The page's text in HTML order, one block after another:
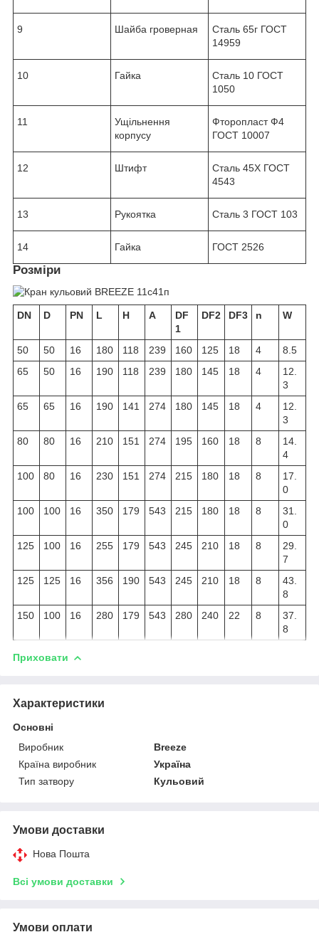
9 Шайба гроверная
Сталь 65г ГОСТ
14959
10 Гайка
Сталь 10 ГОСТ
1050
11
Ущільнення
корпусу
Фторопласт Ф4
ГОСТ 10007
12 Штифт
Сталь 45Х ГОСТ
4543
13 Рукоятка Сталь 3 ГОСТ 103
14 Гайка ГОСТ 2526
Розміри
DN D PN L H A
DF
1
DF2 DF3 n W
50 50 16 180 118 239 160 125 18 4
8.5
65
50 16 190 118 239 180 145 18 4
12.
3
65
65 16 190 141 274 180 145 18 4
12.
3
80
80 16 210 151 274 195 160 18 8
14.
4
100
80 16 230 151 274 215 180 18 8
17.
0
100
100 16 350 179 543 215 180 18 8
31.
0
125
100 16 255 179 543 245 210 18 8
29.
7
125
125 16 356 190 543 245 210 18 8
43.
8
150
100 16 280 179 543 280 240 22 8
37.
8
Приховати
Характеристики
Основні
Виробник
Breeze
Країна виробник
Україна
Тип затвору
Кульовий
Умови доставки
Нова Пошта
Всі умови доставки
Умови оплати